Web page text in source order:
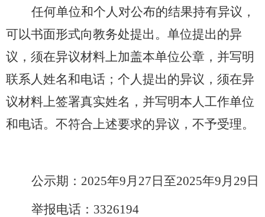
任何单位和个人对公布的结果持有异议，
可以书面形式向教务处提出。单位提出的异
议，须在异议材料上加盖本单位公章，并写明
联系人姓名和电话；个人提出的异议，须在异
议材料上签署真实姓名，并写明本人工作单位
和电话。不符合上述要求的异议，不予受理。
公示期： 2025年9月 27 日至2025年9月 29 日
举报电话： 3326194